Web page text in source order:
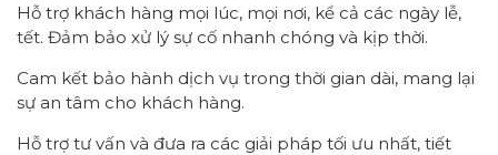
Hỗ trợ khách hàng mọi lúc, mọi nơi, kể cả các ngày lễ,
tết. Đảm bảo xử lý sự cố nhanh chóng và kịp thời.
Cam kết bảo hành dịch vụ trong thời gian dài, mang lại
sự an tâm cho khách hàng.
Hỗ trợ tư vấn và đưa ra các giải pháp tối ưu nhất, tiết